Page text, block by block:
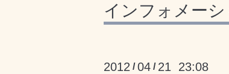
インフォメーシ
2012 /04 / 21 23:08